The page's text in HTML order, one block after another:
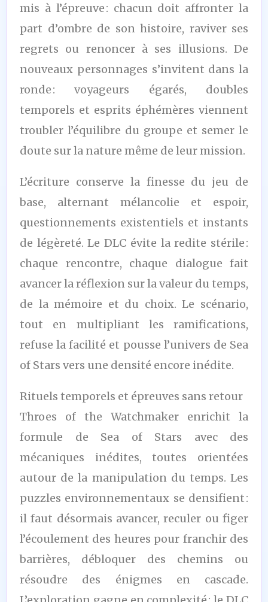
mis à l’épreuve : chacun doit affronter la
part d’ombre de son histoire, raviver ses
regrets ou renoncer à ses illusions. De
nouveaux personnages s’invitent dans la
ronde : voyageurs égarés, doubles
temporels et esprits éphémères viennent
troubler l’équilibre du groupe et semer le
doute sur la nature même de leur mission.
L’écriture conserve la finesse du jeu de
base, alternant mélancolie et espoir,
questionnements existentiels et instants
de légèreté. Le DLC évite la redite stérile :
chaque rencontre, chaque dialogue fait
avancer la réflexion sur la valeur du temps,
de la mémoire et du choix. Le scénario,
tout en multipliant les ramifications,
refuse la facilité et pousse l’univers de Sea
of Stars vers une densité encore inédite.
Rituels temporels et épreuves sans retour
Throes of the Watchmaker enrichit la
formule de Sea of Stars avec des
mécaniques inédites, toutes orientées
autour de la manipulation du temps. Les
puzzles environnementaux se densifient :
il faut désormais avancer, reculer ou figer
l’écoulement des heures pour franchir des
barrières, débloquer des chemins ou
résoudre des énigmes en cascade.